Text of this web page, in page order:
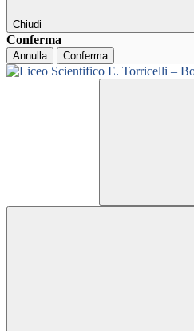
Chiudi
Conferma
Annulla Conferma